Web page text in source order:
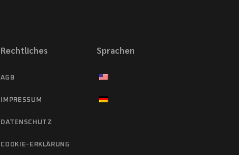
Rechtliches
AGB
IMPRESSUM
DATENSCHUTZ
COOKIE-ERKLÄRUNG
Sprachen